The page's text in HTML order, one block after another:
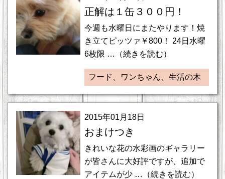
正解は１缶３００円！
今週も水曜日にまたやります！焼
き立てピッツァ￥800！ 24日水曜
6枚限 …（続きを読む）
フード、ワンちゃん、生活の木
2015年01月18日
おまけつき
きれいな花の水彩画のギャラリー
が皆さんに大好評ですが、追加で
アイテムが少 …（続きを読む）